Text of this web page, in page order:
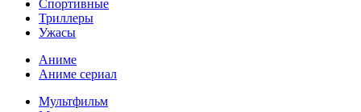
Спортивные
Триллеры
Ужасы
Аниме
Аниме сериал
Мультфильм